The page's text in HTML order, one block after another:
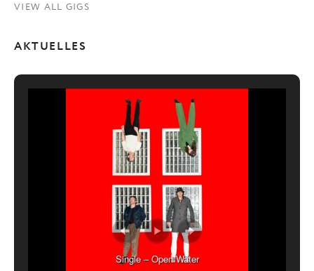
VIEW ALL GIGS
AKTUELLES
Single – Open Water